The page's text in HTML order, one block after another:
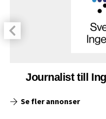
Journalist till
Se fler annonser